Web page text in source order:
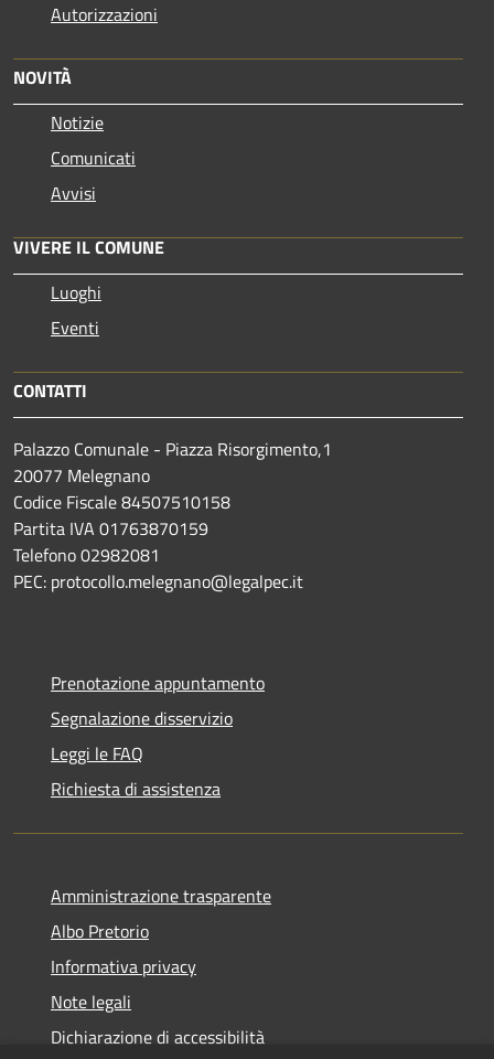
Autorizzazioni
NOVITÀ
Notizie
Comunicati
Avvisi
VIVERE IL COMUNE
Luoghi
Eventi
CONTATTI
Palazzo Comunale - Piazza Risorgimento,1
20077 Melegnano
Codice Fiscale 84507510158
Partita IVA 01763870159
Telefono 02982081
PEC: protocollo.melegnano@legalpec.it
Prenotazione appuntamento
Segnalazione disservizio
Leggi le FAQ
Richiesta di assistenza
Amministrazione trasparente
Albo Pretorio
Informativa privacy
Note legali
Dichiarazione di accessibilità